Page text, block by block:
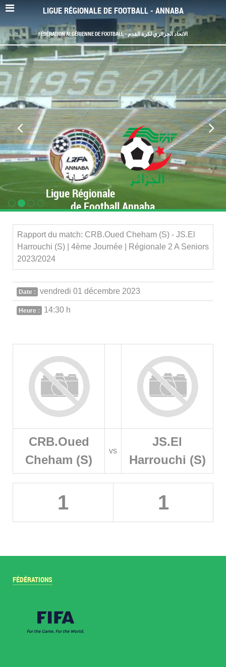
LIGUE RÉGIONALE DE FOOTBALL - ANNABA
FÉDÉRATION ALGÉRIENNE DE FOOTBALL - الاتحاد الجزائري لكرة القدم
Ligue Régionale
de Football Annaba
Rapport du match: CRB.Oued Cheham (S) - JS.El
Harrouchi (S) | 4ème Journée | Régionale 2 A Seniors
2023/2024
Date : vendredi 01 décembre 2023
Heure : 14:30 h
CRB.Oued
Cheham (S)
vs
JS.El
Harrouchi (S)
1 1
FÉDÉRATIONS